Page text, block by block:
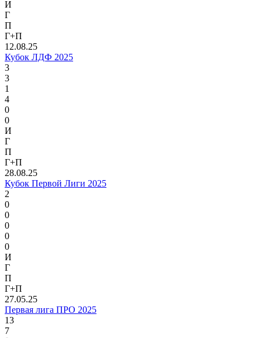
И
Г
П
Г+П
12.08.25
Кубок ЛДФ 2025
3
3
1
4
0
0
И
Г
П
Г+П
28.08.25
Кубок Первой Лиги 2025
2
0
0
0
0
0
И
Г
П
Г+П
27.05.25
Первая лига ПРО 2025
13
7